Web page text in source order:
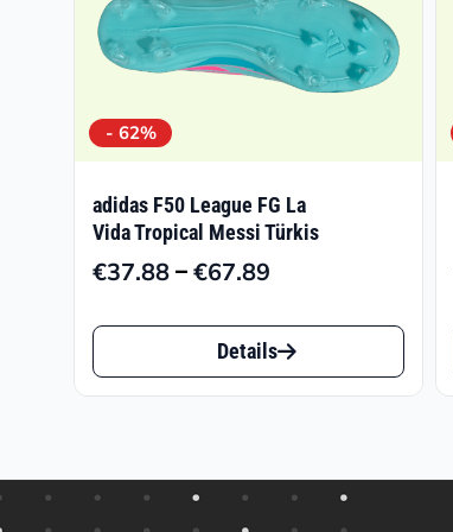
- 62%
adidas F50 League FG La
Vida Tropical Messi Türkis
€37.88–€67.89Preisspanne:
bis
€67.89
Dieses
Produkt
Varianten
Details